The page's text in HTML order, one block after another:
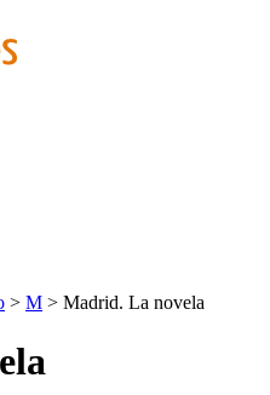
> M > Madrid. La novela